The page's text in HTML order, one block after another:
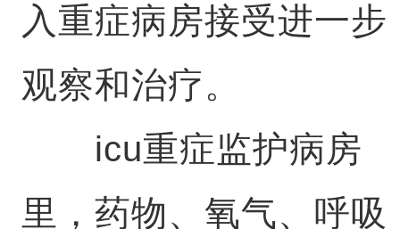
入重症病房接受进一步
观察和治疗。
icu重症监护病房
里，药物、氧气、呼吸